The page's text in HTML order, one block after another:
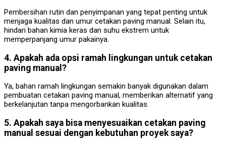
Pembersihan rutin dan penyimpanan yang tepat penting untuk
menjaga kualitas dan umur cetakan paving manual. Selain itu,
hindari bahan kimia keras dan suhu ekstrem untuk
memperpanjang umur pakainya.
4. Apakah ada opsi ramah lingkungan untuk cetakan
paving manual?
Ya, bahan ramah lingkungan semakin banyak digunakan dalam
pembuatan cetakan paving manual, memberikan alternatif yang
berkelanjutan tanpa mengorbankan kualitas.
5. Apakah saya bisa menyesuaikan cetakan paving
manual sesuai dengan kebutuhan proyek saya?